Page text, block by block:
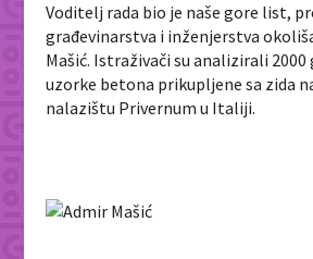
Voditelj rada bio je naše gore list,
građevinarstva i inženjerstva
Mašić. Istraživači su analizirali 2000
uzorke betona prikupljene sa zida
nalazištu Privernum u Italiji.